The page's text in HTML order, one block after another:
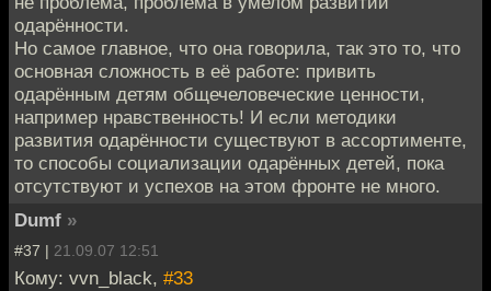
одарённости.
Но самое главное, что она говорила, так это то, что
основная сложность в её работе: привить
одарённым детям общечеловеческие ценности,
например нравственность! И если методики
развития одарённости существуют в ассортименте,
то способы социализации одарённых детей, пока
отсутствуют и успехов на этом фронте не много.
Dumf »
#37 | 21.09.07 12:51
Кому: vvn_black, #33